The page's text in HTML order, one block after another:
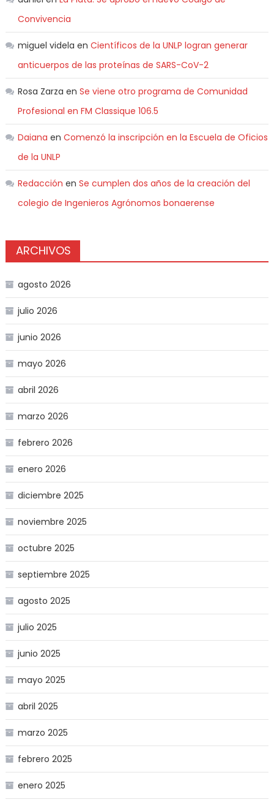
Convivencia
miguel videla en Científicos de la UNLP logran generar
anticuerpos de las proteínas de SARS-CoV-2
Rosa Zarza en Se viene otro programa de Comunidad
Profesional en FM Classique 106.5
Daiana en Comenzó la inscripción en la Escuela de Oficios
de la UNLP
Redacción en Se cumplen dos años de la creación del
colegio de Ingenieros Agrónomos bonaerense
ARCHIVOS
agosto 2026
julio 2026
junio 2026
mayo 2026
abril 2026
marzo 2026
febrero 2026
enero 2026
diciembre 2025
noviembre 2025
octubre 2025
septiembre 2025
agosto 2025
julio 2025
junio 2025
mayo 2025
abril 2025
marzo 2025
febrero 2025
enero 2025